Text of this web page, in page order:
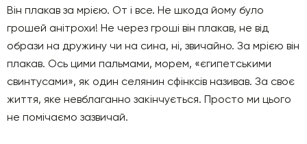
Він плакав за мрією. От і все. Не шкода йому було
грошей анітрохи! Не через гроші він плакав, не від
образи на дружину чи на сина, ні, звичайно. За мрією він
плакав. Ось цими пальмами, морем, «єгипетськими
свинтусами», як один селянин сфінксів називав. За своє
життя, яке невблаганно закінчується. Просто ми цього
не помічаємо зазвичай.